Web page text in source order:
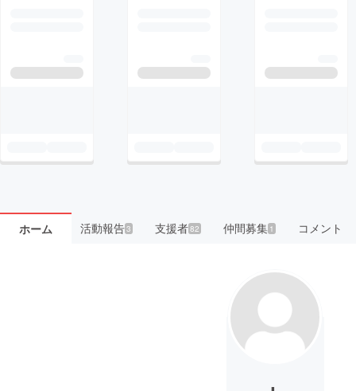
ホーム 活動報告3 支援者82 仲間募集 1 コメント